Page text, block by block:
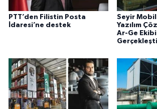
PTT’den Filistin Posta
İdaresi’ne destek
Seyir Mobil
Yazılım
Ar-Ge